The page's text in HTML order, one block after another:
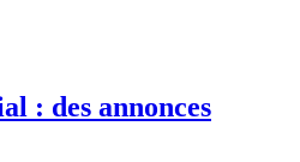
: des annonces